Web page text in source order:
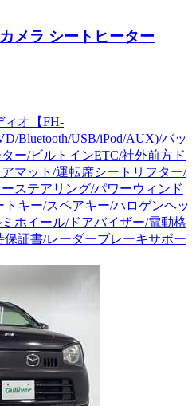
メラ シートヒーター
ィオ【FH-
Bluetooth/USB/iPod/AUX)/バッ
ー/ビルトインETC/社外前方ド
マット/運転席シートリフター/
ステアリング/パワーウィンド
キー/スペアキー/ハロゲンヘッ
ホイール/ドアバイザー/電動格
証書/レーダーブレーキサポー